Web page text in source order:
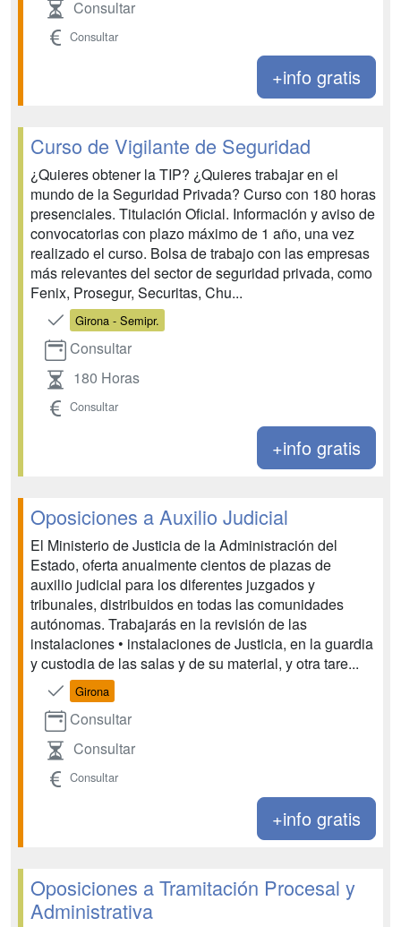
Consultar
Consultar
+info gratis
Curso de Vigilante de Seguridad
¿Quieres obtener la TIP? ¿Quieres trabajar en el
mundo de la Seguridad Privada? Curso con 180 horas
presenciales. Titulación Oficial. Información y aviso de
convocatorias con plazo máximo de 1 año, una vez
realizado el curso. Bolsa de trabajo con las empresas
más relevantes del sector de seguridad privada, como
Fenix, Prosegur, Securitas, Chu...
Girona - Semipr.
Consultar
180 Horas
Consultar
+info gratis
Oposiciones a Auxilio Judicial
El Ministerio de Justicia de la Administración del
Estado, oferta anualmente cientos de plazas de
auxilio judicial para los diferentes juzgados y
tribunales, distribuidos en todas las comunidades
autónomas. Trabajarás en la revisión de las
instalaciones • instalaciones de Justicia, en la guardia
y custodia de las salas y de su material, y otra tare...
Girona
Consultar
Consultar
Consultar
+info gratis
Oposiciones a Tramitación Procesal y
Administrativa